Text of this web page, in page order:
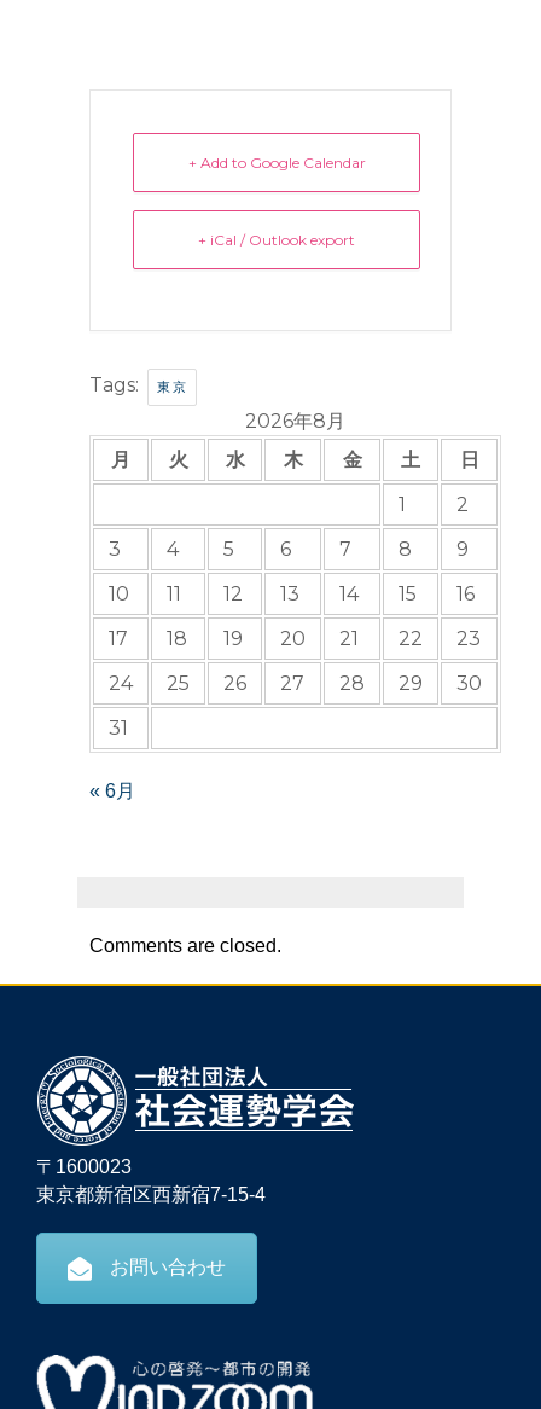
+ Add to Google Calendar
+ iCal / Outlook export
Tags: 東京
2026年8月
月
火 水 木 金 土
日
1
2
3
4 5 6 7 8
9
10
11 12 13 14 15
16
17
18 19 20 21 22
23
24
25 26 27 28 29
30
31
« 6月
Comments are closed.
〒1600023
東京都新宿区西新宿7-15-4
お問い合わせ